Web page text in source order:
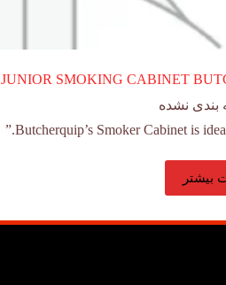
JUNIOR SMOKING CABINET
بندی نشده
بیشتر